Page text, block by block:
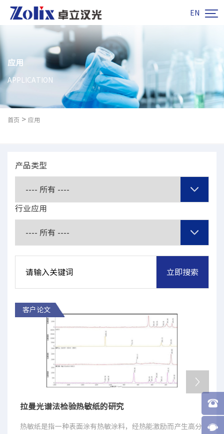
EN 
应用
APPLICATION
首页 > 应用
产品类型
行业应用
客户论文
拉曼光谱法检验热敏纸的研究
热敏纸是指一种表面涂有热敏涂料，经热能激励而产生高分